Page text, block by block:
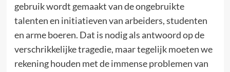
gebruik wordt gemaakt van de ongebruikte
talenten en initiatieven van arbeiders, studenten
en arme boeren. Dat is nodig als antwoord op de
verschrikkelijke tragedie, maar tegelijk moeten we
rekening houden met de immense problemen van